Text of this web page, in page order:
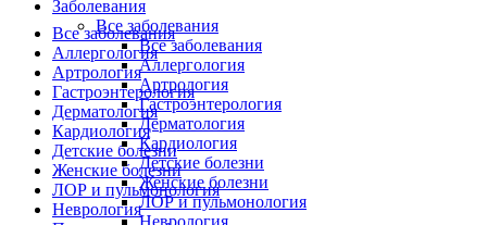
Заболевания
Все заболевания
Все заболевания
Аллергология
Артрология
Гастроэнтерология
Дерматология
Кардиология
Детские болезни
Женские болезни
ЛОР и пульмонология
Неврология
Все заболевания
Аллергология
Артрология
Гастроэнтерология
Дерматология
Кардиология
Детские болезни
Женские болезни
ЛОР и пульмонология
Неврология